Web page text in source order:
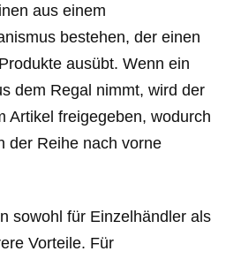
aus einem
bestehen, der einen
ausübt. Wenn ein
dem Regal nimmt, wird der
Artikel freigegeben, wodurch
der Reihe nach vorne
sowohl für Einzelhändler als
Vorteile. Für